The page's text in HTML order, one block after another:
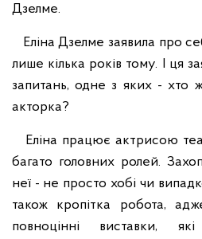
Дзелме.
Еліна Дзелме заявила про
лише кілька років тому. І ця
запитань, одне з яких - хто
акторка?
Еліна працює актрисою
багато головних ролей.
неї - не просто хобі чи
також кропітка робота,
повноцінні виставки,